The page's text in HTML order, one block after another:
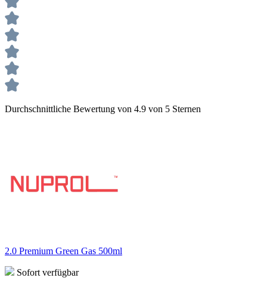
Durchschnittliche Bewertung von 4.9 von 5 Sternen
2.0 Premium Green Gas 500ml
Sofort verfügbar